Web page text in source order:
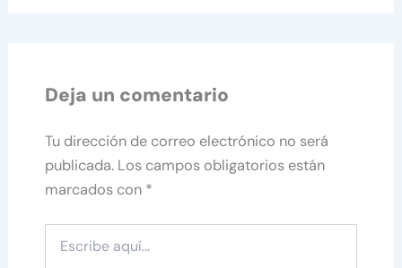
Deja un comentario
Tu dirección de correo electrónico no será
publicada. Los campos obligatorios están
marcados con *
aquí...